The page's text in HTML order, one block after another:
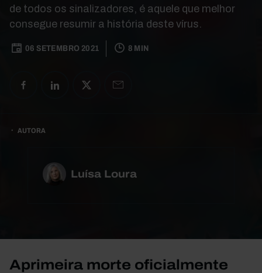
de todos os sinalizadores, é aquele que melhor
consegue resumir a história deste vírus.
06 SETEMBRO 2021 8 MIN
AUTORA
Luísa Loura
Aprimeira morte oficialmente